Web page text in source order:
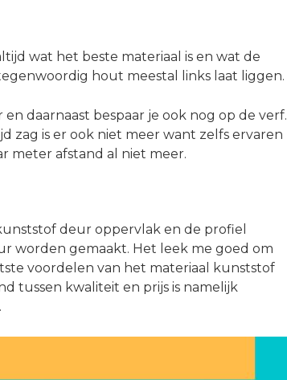
wat het beste materiaal is en wat de
hout meestal links laat liggen.
daarnaast bespaar je ook nog op de verf.
zag is er ook niet meer want zelfs ervaren
meter afstand al niet meer.
deur oppervlak en de profiel
worden gemaakt. Het leek me goed om
voordelen van het materiaal kunststof
tussen kwaliteit en prijs is namelijk